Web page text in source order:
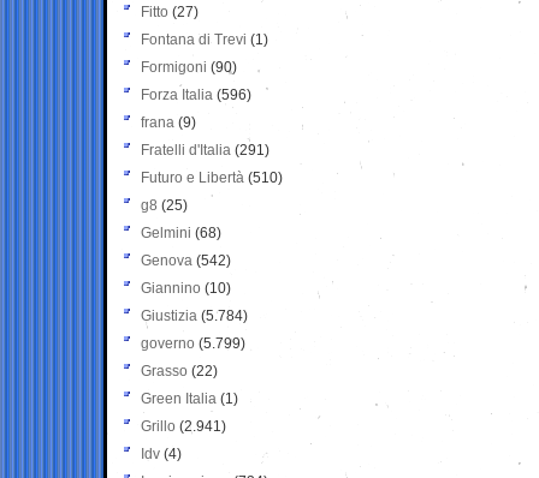
Fitto (27)
Fontana di Trevi (1)
Formigoni (90)
Forza Italia (596)
frana (9)
Fratelli d'Italia (291)
Futuro e Libertà (510)
g8 (25)
Gelmini (68)
Genova (542)
Giannino (10)
Giustizia (5.784)
governo (5.799)
Grasso (22)
Green Italia (1)
Grillo (2.941)
Idv (4)